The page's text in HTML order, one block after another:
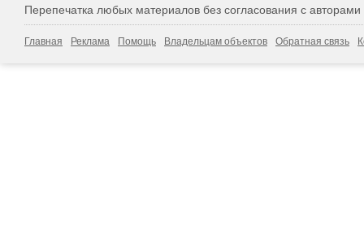
Перепечатка любых материалов без согласования с
Главная Реклама Помощь Владельцам объектов Обратная связь